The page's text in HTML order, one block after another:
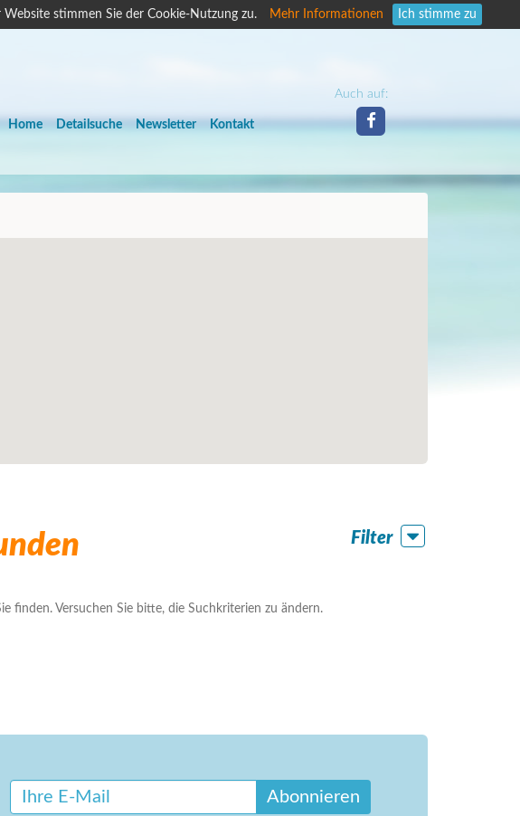
stimmen Sie der Cookie-Nutzung zu. Mehr Informationen Ich stimme zu
Home Detailsuche Newsletter Kontakt
Auch auf:
Filter
finden. Versuchen Sie bitte, die Suchkriterien zu ändern.
Abonnieren